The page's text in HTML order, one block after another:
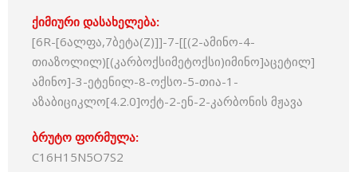
ქიმიური დასახელება:
[6R-[6ალფა,7ბეტა(Z)]]-7-[[(2-ამინო-4-
თიაზოლილ)[(კარბოქსიმეტოქსი)იმინო]აცეტილ]
ამინო]-3-ეტენილ-8-ოქსო-5-თია-1-
აზაბიციკლო[4.2.0]ოქტ-2-ენ-2-კარბონის მჟავა
ბრუტო ფორმულა:
C16H15N5O7S2